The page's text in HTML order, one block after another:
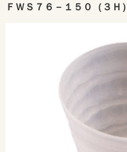
ＦＷＳ７６－１５０（３